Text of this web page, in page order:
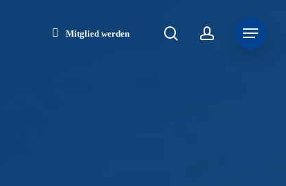
Mitglied werden Menu
searchaccount